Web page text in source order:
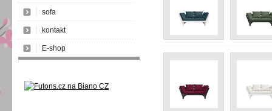
sofa
kontakt
E-shop